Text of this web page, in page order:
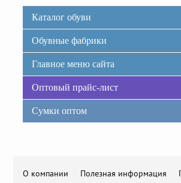
Каталог обуви
Обувные фабрики
Главное меню сайта
Оптовый прайс-лист
Сумки оптом
О компании Полезная информация